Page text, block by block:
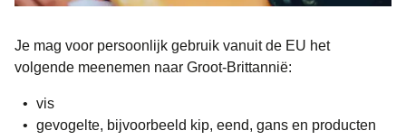
Je mag voor persoonlijk gebruik vanuit de EU het
volgende meenemen naar Groot-Brittannië:
vis
gevogelte, bijvoorbeeld kip, eend, gans en producten